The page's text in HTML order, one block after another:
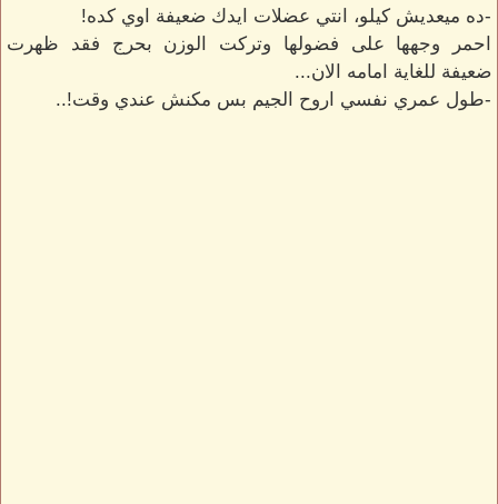
-ده ميعديش كيلو، انتي عضلات ايدك ضعيفة اوي كده!
احمر وجهها على فضولها وتركت الوزن بحرج فقد ظهرت
ضعيفة للغاية امامه الان...
-طول عمري نفسي اروح الجيم بس مكنش عندي وقت!..